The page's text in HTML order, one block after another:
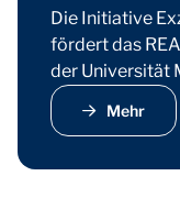
Die Initiative
fördert das
der Universität
Mehr